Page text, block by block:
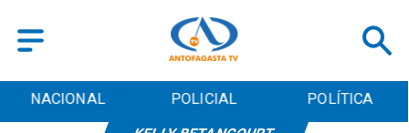
NACIONAL POLICIAL POLÍTICA